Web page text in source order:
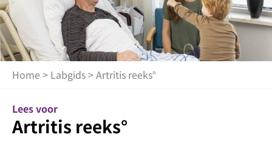
Home > Labgids> Artritis reeks°
Lees voor
Artritis reeks°